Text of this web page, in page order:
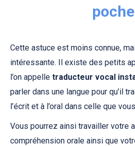
poche
Cette astuce est moins connue,
intéressante. Il existe des petits
l’on appelle traducteur vocal
parler dans une langue pour qu’il
l’écrit et à l’oral dans celle que
Vous pourrez ainsi travailler votre
compréhension orale ainsi que